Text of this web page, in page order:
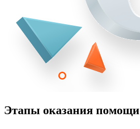
Этапы оказания помощи